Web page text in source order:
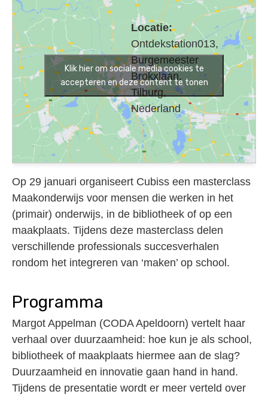
Locatie:
Ontdekstation013,
Burgemeester
Brokxlaan,
Tilburg,
Nederland
Klik hier om sociale media cookies te
accepteren en deze content te tonen
Op 29 januari organiseert Cubiss een masterclass
Maakonderwijs voor mensen die werken in het
(primair) onderwijs, in de bibliotheek of op een
maakplaats. Tijdens deze masterclass delen
verschillende professionals succesverhalen
rondom het integreren van ‘maken’ op school.
Programma
Margot Appelman (CODA Apeldoorn) vertelt haar
verhaal over duurzaamheid: hoe kun je als school,
bibliotheek of maakplaats hiermee aan de slag?
Duurzaamheid en innovatie gaan hand in hand.
Tijdens de presentatie wordt er meer verteld over